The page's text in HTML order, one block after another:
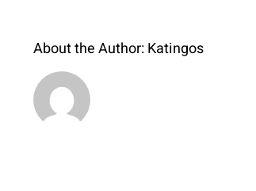
About the Author:Katingos